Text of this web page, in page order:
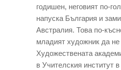
годишен, неговият по-
напуска България и
Австралия. Това по-
младият художник да
Художествената
в Учителския институт